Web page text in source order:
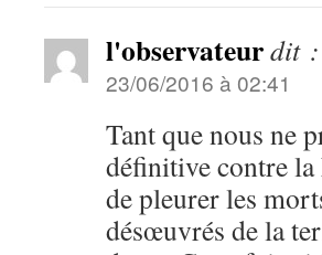
l'observateurdit :
23/06/2016 à 02:41
Tant que nous ne
définitive contre
de pleurer les
désœuvrés de la